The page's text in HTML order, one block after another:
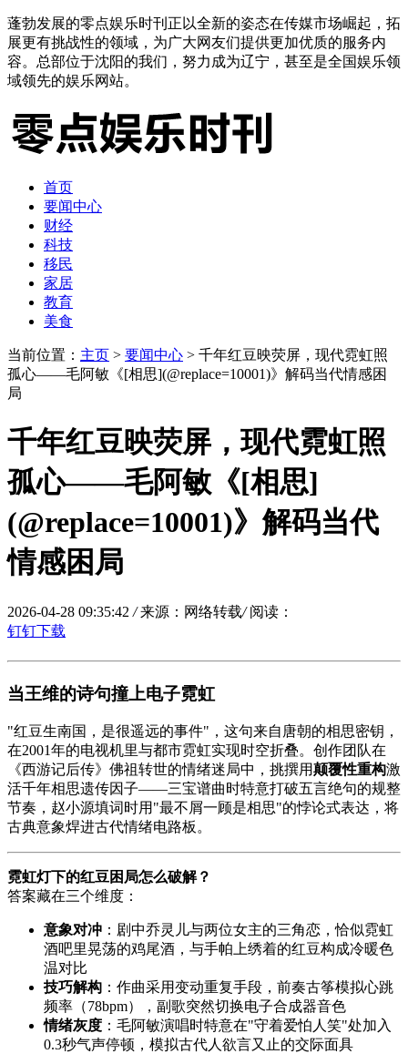
蓬勃发展的零点娱乐时刊正以全新的姿态在传媒市场崛起，拓
展更有挑战性的领域，为广大网友们提供更加优质的服务内
容。总部位于沈阳的我们，努力成为辽宁，甚至是全国娱乐领
域领先的娱乐网站。
首页
要闻中心
财经
科技
移民
家居
教育
美食
当前位置： 主页 > 要闻中心 > 千年红豆映荧屏，现代霓虹照
孤心——毛阿敏《[相思](@replace=10001)》解码当代情感困
局
千年红豆映荧屏，现代霓虹照
孤心——毛阿敏《[相思]
(@replace=10001)》解码当代
情感困局
2026-04-28 09:35:42 / 来源：网络转载/ 阅读：
钉钉下载
当王维的诗句撞上电子霓虹
"红豆生南国，是很遥远的事件"，这句来自唐朝的相思密钥，
在2001年的电视机里与都市霓虹实现时空折叠。创作团队在
《西游记后传》佛祖转世的情绪迷局中，挑撰用颠覆性重构激
活千年相思遗传因子——三宝谱曲时特意打破五言绝句的规整
节奏，赵小源填词时用"最不屑一顾是相思"的悖论式表达，将
古典意象焊进古代情绪电路板。
霓虹灯下的红豆困局怎么破解？
答案藏在三个维度：
意象对冲 ：剧中乔灵儿与两位女主的三角恋，恰似霓虹
酒吧里晃荡的鸡尾酒，与手帕上绣着的红豆构成冷暖色
温对比
技巧解构 ：作曲采用变动重复手段，前奏古筝模拟心跳
频率（78bpm），副歌突然切换电子合成器音色
情绪灰度 ：毛阿敏演唱时特意在"守着爱怕人笑"处加入
0.3秒气声停顿，模拟古代人欲言又止的交际面具